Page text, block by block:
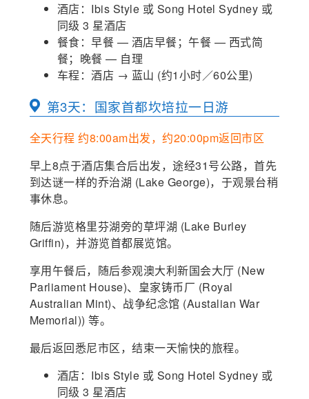
酒店： Ibis Style 或 Song Hotel Sydney 或
同级 3 星酒店
餐食：早餐 — 酒店早餐；午餐 — 西式简
餐；晚餐 — 自理
车程：酒店 → 蓝山 (约1小时／60公里)
第3天：国家首都坎培拉一日游
全天行程 约8:00am出发，约20:00pm返回市区
早上8点于酒店集合后出发，途经31号公路，首先
到达谜一样的乔治湖 (Lake George)，于观景台稍
事休息。
随后游览格里芬湖旁的草坪湖 (Lake Burley
Griffin)，并游览首都展览馆。
享用午餐后，随后参观澳大利新国会大厅 (New
Parliament House)、皇家铸币厂 (Royal
Australian Mint)、战争纪念馆 (Austalian War
Memorial)) 等。
最后返回悉尼市区，结束一天愉快的旅程。
酒店： Ibis Style 或 Song Hotel Sydney 或
同级 3 星酒店